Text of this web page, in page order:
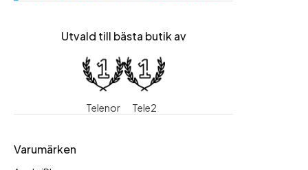
Utvald till bästa butik av
Telenor Tele2
Varumärken